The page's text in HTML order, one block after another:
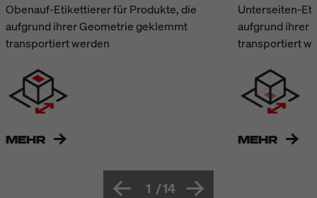
Obenauf-Etikettierer für Produkte, die
aufgrund ihrer Geometrie geklemmt
transportiert werden
MEHR
Unterseiten-
aufgrund ihrer
transportiert
MEHR
1 /14